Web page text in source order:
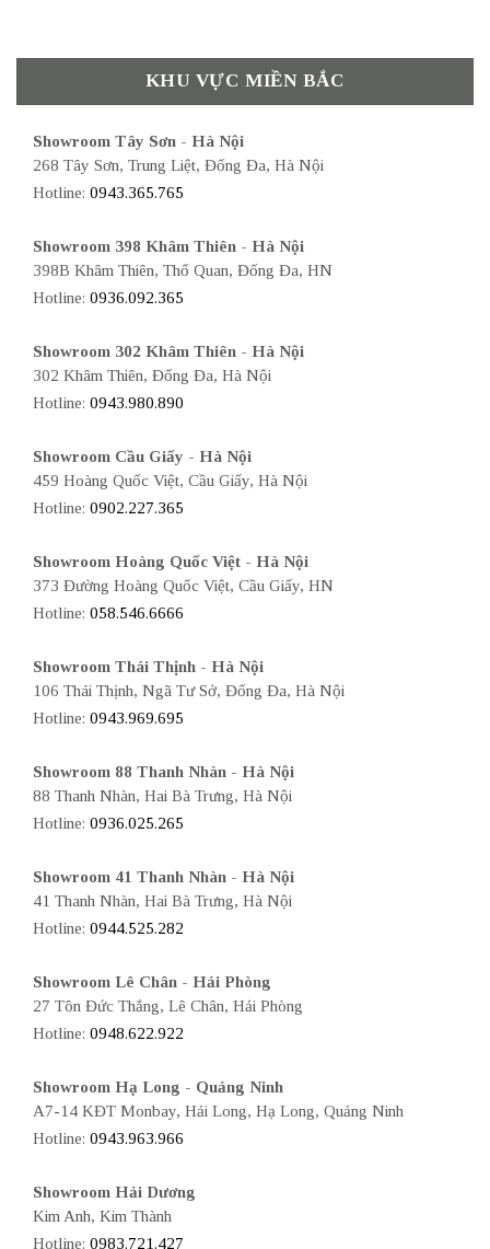
KHU VỰC MIỀN BẮC
Showroom Tây Sơn - Hà Nội
268 Tây Sơn, Trung Liệt, Đống Đa, Hà Nội
Hotline: 0943.365.765
Showroom 398 Khâm Thiên - Hà Nội
398B Khâm Thiên, Thổ Quan, Đống Đa, HN
Hotline: 0936.092.365
Showroom 302 Khâm Thiên - Hà Nội
302 Khâm Thiên, Đống Đa, Hà Nội
Hotline: 0943.980.890
Showroom Cầu Giấy - Hà Nội
459 Hoàng Quốc Việt, Cầu Giấy, Hà Nội
Hotline: 0902.227.365
Showroom Hoàng Quốc Việt - Hà Nội
373 Đường Hoàng Quốc Việt, Cầu Giấy, HN
Hotline: 058.546.6666
Showroom Thái Thịnh - Hà Nội
106 Thái Thịnh, Ngã Tư Sở, Đống Đa, Hà Nội
Hotline: 0943.969.695
Showroom 88 Thanh Nhàn - Hà Nội
88 Thanh Nhàn, Hai Bà Trưng, Hà Nội
Hotline: 0936.025.265
Showroom 41 Thanh Nhàn - Hà Nội
41 Thanh Nhàn, Hai Bà Trưng, Hà Nội
Hotline: 0944.525.282
Showroom Lê Chân - Hải Phòng
27 Tôn Đức Thắng, Lê Chân, Hải Phòng
Hotline: 0948.622.922
Showroom Hạ Long - Quảng Ninh
A7-14 KĐT Monbay, Hải Long, Hạ Long, Quảng Ninh
Hotline: 0943.963.966
Showroom Hải Dương
Kim Anh, Kim Thành
Hotline: 0983.721.427